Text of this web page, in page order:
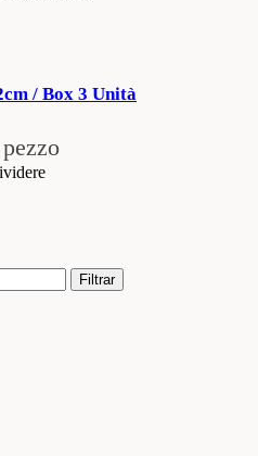
/ Box 3 Unità
Filtrar